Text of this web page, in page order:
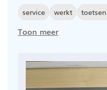
service werkt
Toon meer